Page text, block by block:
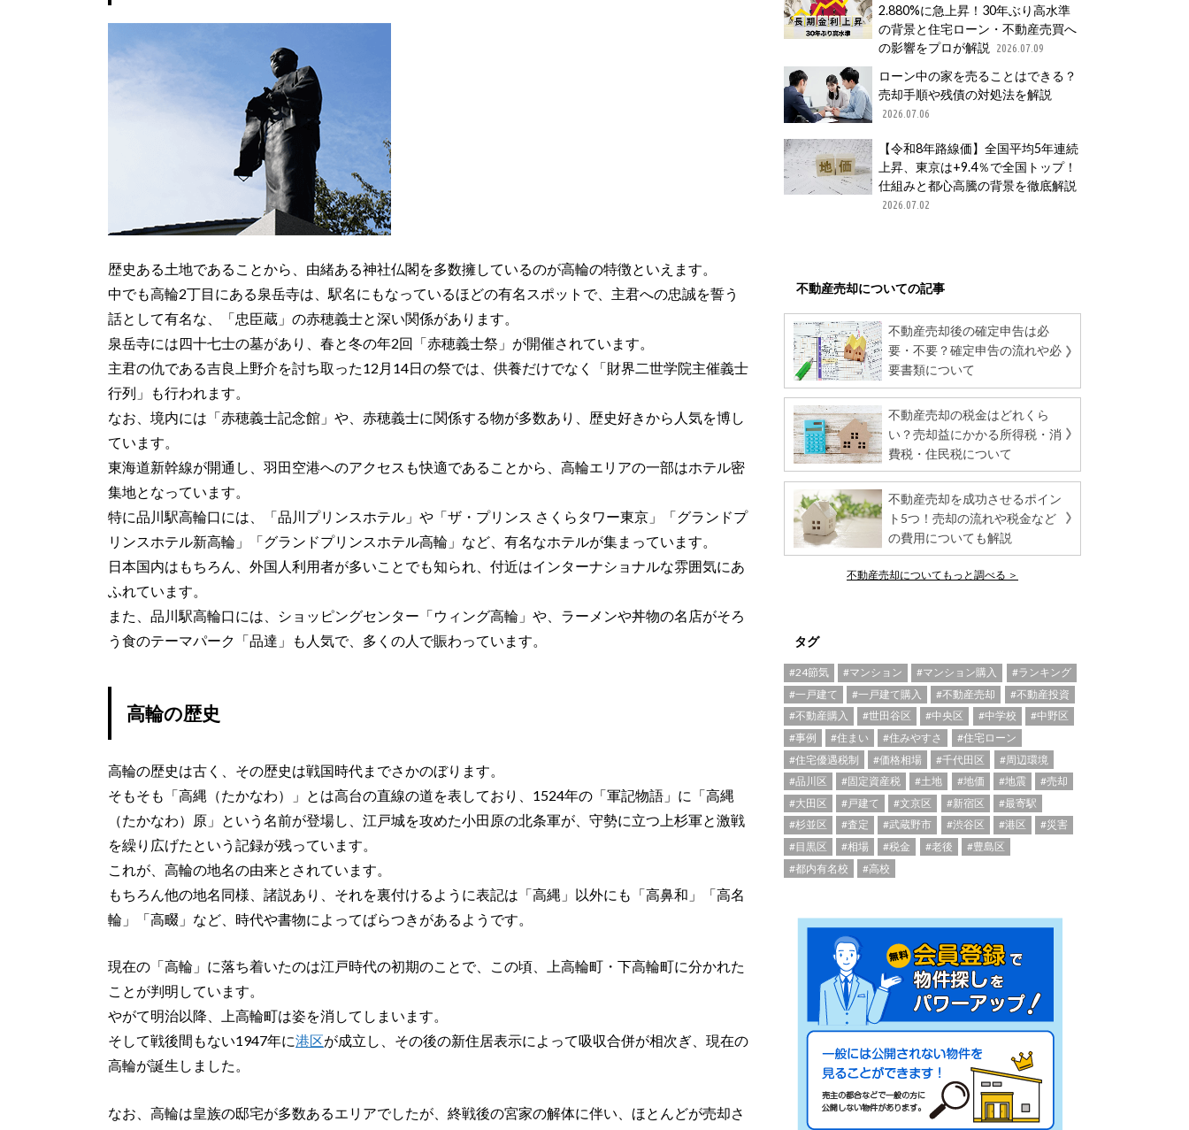
歴史ある土地であることから、由緒ある神社仏閣を多数擁しているのが高輪の特徴といえます。
中でも高輪2丁目にある泉岳寺は、駅名にもなっているほどの有名スポットで、主君への忠誠を誓う
話として有名な、「忠臣蔵」の赤穂義士と深い関係があります。
泉岳寺には四十七士の墓があり、春と冬の年2回「赤穂義士祭」が開催されています。
主君の仇である吉良上野介を討ち取った12月14日の祭では、供養だけでなく「財界二世学院主催義士
行列」も行われます。
なお、境内には「赤穂義士記念館」や、赤穂義士に関係する物が多数あり、歴史好きから人気を博し
ています。
東海道新幹線が開通し、羽田空港へのアクセスも快適であることから、高輪エリアの一部はホテル密
集地となっています。
特に品川駅高輪口には、「品川プリンスホテル」や「ザ・プリンス さくらタワー東京」「グランドプ
リンスホテル新高輪」「グランドプリンスホテル高輪」など、有名なホテルが集まっています。
日本国内はもちろん、外国人利用者が多いことでも知られ、付近はインターナショナルな雰囲気にあ
ふれています。
また、品川駅高輪口には、ショッピングセンター「ウィング高輪」や、ラーメンや丼物の名店がそろ
う食のテーマパーク「品達」も人気で、多くの人で賑わっています。
高輪の歴史
高輪の歴史は古く、その歴史は戦国時代までさかのぼります。
そもそも「高縄（たかなわ）」とは高台の直線の道を表しており、1524年の「軍記物語」に「高縄
（たかなわ）原」という名前が登場し、江戸城を攻めた小田原の北条軍が、守勢に立つ上杉軍と激戦
を繰り広げたという記録が残っています。
これが、高輪の地名の由来とされています。
もちろん他の地名同様、諸説あり、それを裏付けるように表記は「高縄」以外にも「高鼻和」「高名
輪」「高畷」など、時代や書物によってばらつきがあるようです。
現在の「高輪」に落ち着いたのは江戸時代の初期のことで、この頃、上高輪町・下高輪町に分かれた
ことが判明しています。
やがて明治以降、上高輪町は姿を消してしまいます。
そして戦後間もない1947年に港区が成立し、その後の新住居表示によって吸収合併が相次ぎ、現在の
高輪が誕生しました。
なお、高輪は皇族の邸宅が多数あるエリアでしたが、終戦後の宮家の解体に伴い、ほとんどが売却さ
2.880%に急上昇！30年ぶり高水準
の背景と住宅ローン・不動産売買へ
の影響をプロが解説
2026.07.09
ローン中の家を売ることはできる？
売却手順や残債の対処法を解説
2026.07.06
【令和8年路線価】全国平均5年連続
上昇、東京は+9.4％で全国トップ！
仕組みと都心高騰の背景を徹底解説
2026.07.02
不動産売却についての記事
不動産売却後の確定申告は必
要・不要？確定申告の流れや必
要書類について
不動産売却の税金はどれくら
い？売却益にかかる所得税・消
費税・住民税について
不動産売却を成功させるポイン
ト5つ！売却の流れや税金など
の費用についても解説
不動産売却についてもっと調べる ＞
タグ
#24節気 #マンション #マンション購入
#ランキング
#一戸建て
#一戸建て購入 #不動産売却
#不動産投資
#不動産購入
#世田谷区 #中央区 #中学校
#中野区
#事例
#住まい #住みやすさ
#住宅ローン
#住宅優遇税制
#価格相場 #千代田区
#周辺環境
#品川区
#固定資産税 #土地 #地価 #地震
#売却
#大田区
#戸建て #文京区 #新宿区
#最寄駅
#杉並区
#査定 #武蔵野市 #渋谷区 #港区
#災害
#目黒区
#相場 #税金 #老後
#豊島区
#都内有名校
#高校